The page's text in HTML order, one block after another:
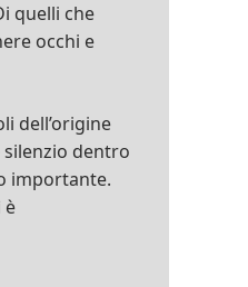
quelli che
occhi e
dell’origine
dentro
importante.
è